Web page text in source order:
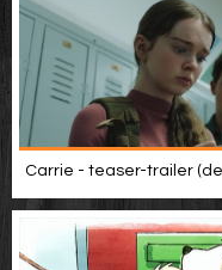
Carrie - teaser-trailer